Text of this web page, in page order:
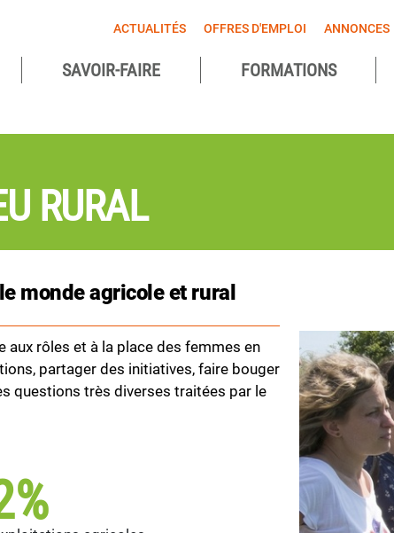
ACTUALITÉS OFFRES D'EMPLOI ANNONCES
SAVOIR-FAIRE FORMATIONS
RURAL
monde agricole et rural
rôles et à la place des femmes en
partager des initiatives, faire bouger
questions très diverses traitées par le